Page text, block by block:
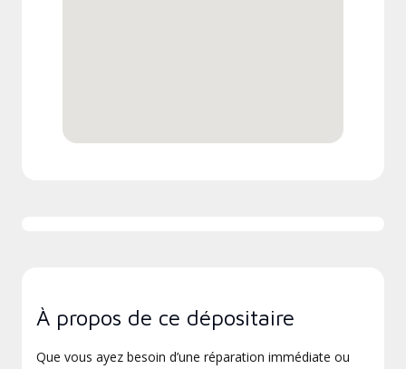
À propos de ce dépositaire
Que vous ayez besoin d’une réparation immédiate ou